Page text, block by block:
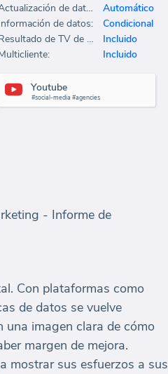
- Informe de
Con plataformas como
de datos se vuelve
una imagen clara de cómo
margen de mejora.
mostrar sus esfuerzos a sus
Actualización de datos:
Automático
de datos:
Condicional
Resultado de TV de oficina:
Incluido
Incluido
Youtube
#social-media #agencies